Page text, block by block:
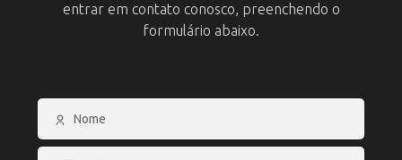
entrar em contato conosco, preenchendo o
formulário abaixo.